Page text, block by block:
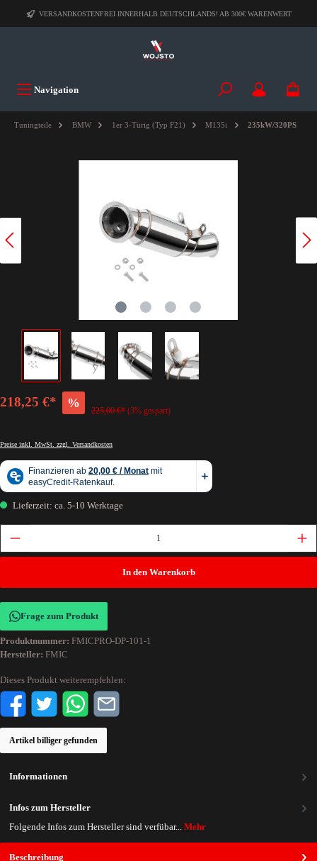
VERSANDKOSTENFREI INNERHALB DEUTSCHLANDS! AB 300€ WARENWERT
Navigation
Tuningteile BMW 1er 3-Türig (Typ F21) M135i 235kW/320PS
218,25 €* %
225,00 €* (3% gespart)
Preise inkl. MwSt. zzgl. Versandkosten
Lieferzeit: ca. 5-10 Werktage
In den Warenkorb
Frage zum Produkt
Produktnummer: FMICPRO-DP-101-1
Hersteller: FMIC
Dieses Produkt weiterempfehlen:
Artikel billiger gefunden
Beschreibung
Informationen
Infos zum Hersteller
Folgende Infos zum Hersteller sind verfübar... Mehr